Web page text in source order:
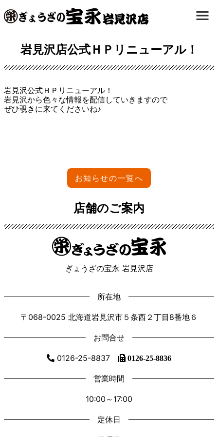
岩見沢店公式ＨＰリニューアル！
岩見沢公式ＨＰリニューアル！
岩見沢から色々な情報を配信していきますので
ぜひ覗きに来てくださいね♪
お知らせの一覧へ
店舗のご案内
ぎょうざの宝永 岩見沢店
所在地
〒068-0025 北海道岩見沢市５条西２丁目8番地６
お問合せ
0126-25-8837 0126-25-8836
営業時間
10:00～17:00
定休日